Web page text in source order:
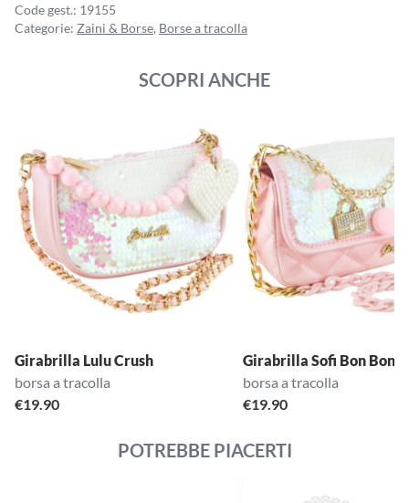
Code gest.: 19155
Categorie: Zaini & Borse, Borse a tracolla
SCOPRI ANCHE
Girabrilla Lulu Crush
borsa a tracolla
€19.90
Girabrilla Sofi Bon Bon
borsa a tracolla
€19.90
POTREBBE PIACERTI